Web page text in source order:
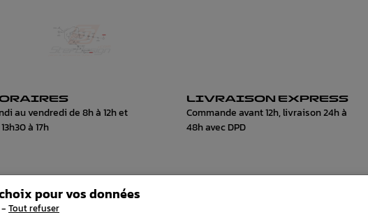
au vendredi de 8h à 12h et
à 17h
LIVRAISON EXPRESS
Commande avant 12h, livraison 24h à
48h avec DPD
SCHÉMA CONSTRUCTEUR
pour vos données
- Tout refuser